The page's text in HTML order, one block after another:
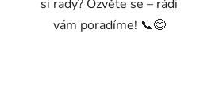
si rady? Ozvěte se – rádi
vám poradíme! 📞😊